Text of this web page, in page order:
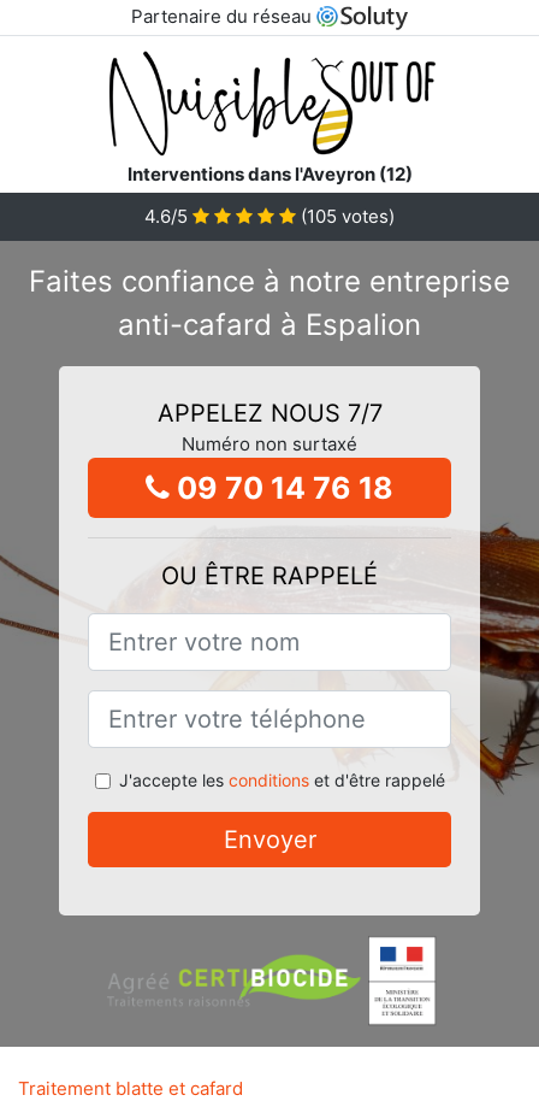
Partenaire du réseau
Interventions dans l'Aveyron (12)
4.6/5
(105 votes)
Faites confiance à notre entreprise
anti-cafard à Espalion
APPELEZ NOUS 7/7
Numéro non surtaxé
09 70 14 76 18
OU ÊTRE RAPPELÉ
J'accepte les conditionset d'être rappelé
Envoyer
Traitement blatte et cafard